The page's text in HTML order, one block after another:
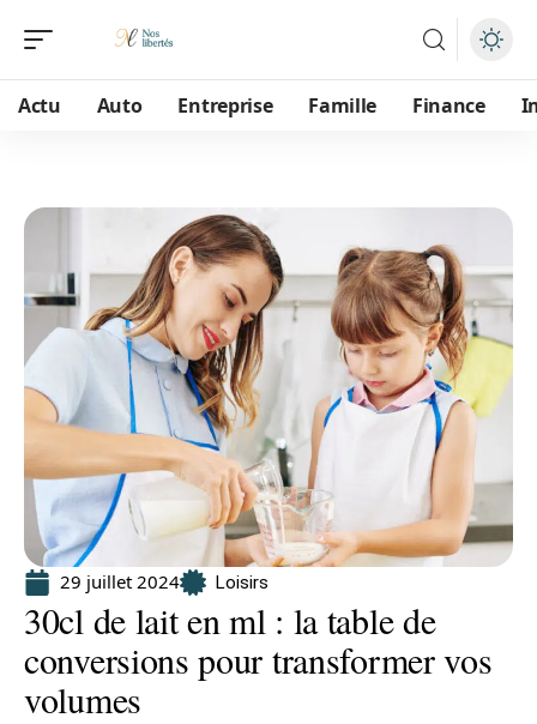
Actu Auto Entreprise Famille Finance
29 juillet 2024 Loisirs
30cl de lait en ml : la table de
conversions pour transformer vos
volumes